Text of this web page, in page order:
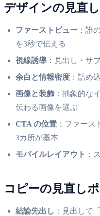
デザインの見直
ファーストビュー ：誰
を3秒で伝える
視線誘導 ：見出し・サ
余白と情報密度 ：詰め
画像と装飾 ：抽象的な
伝わる画像を選ぶ
CTA の位置 ：ファー
3カ所が基本
モバイルレイアウト ：
コピーの見直し
結論先出し ：見出しで